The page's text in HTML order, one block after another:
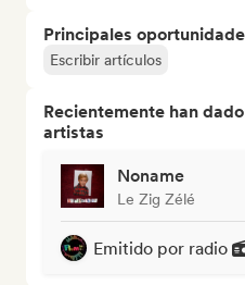
Principales
Escribir artículos
Recientemente han
artistas
Noname
Le Zig Zélé
Emitido por radio